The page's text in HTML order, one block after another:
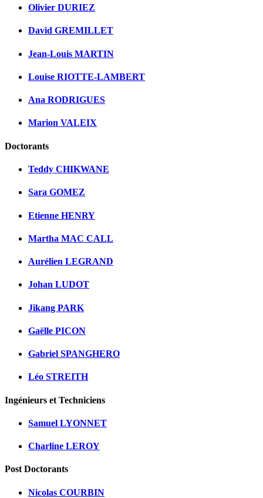
Olivier DURIEZ
David GREMILLET
Jean-Louis MARTIN
Louise RIOTTE-LAMBERT
Ana RODRIGUES
Marion VALEIX
Doctorants
Teddy CHIKWANE
Sara GOMEZ
Etienne HENRY
Martha MAC CALL
Aurélien LEGRAND
Johan LUDOT
Jikang PARK
Gaëlle PICON
Gabriel SPANGHERO
Léo STREITH
Ingénieurs et Techniciens
Samuel LYONNET
Charline LEROY
Post Doctorants
Nicolas COURBIN